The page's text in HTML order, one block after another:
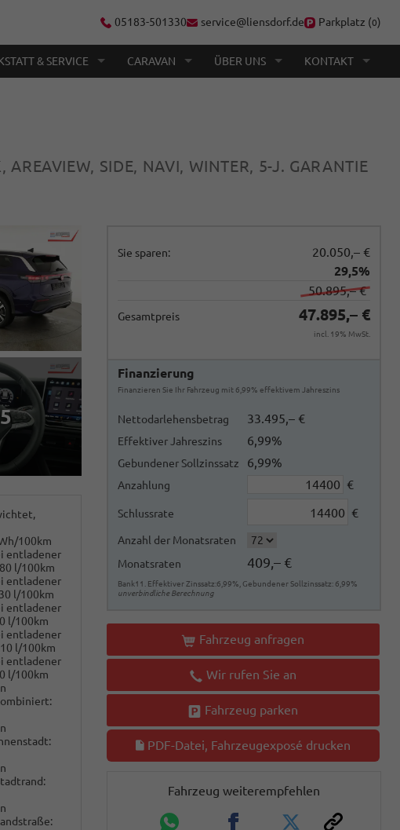
05183-501330 service@liensdorf.de Parkplatz (0)
& SERVICE CARAVAN ÜBER UNS KONTAKT
SIDE, NAVI, WINTER, 5-J. GARANTIE
Sie sparen:
20.050,– €
29,5%
50.895,– €
Gesamtpreis 47.895,– €
incl. 19% MwSt.
Finanzierung
Finanzieren Sie Ihr Fahrzeug mit 6,99% effektivem Jahreszins
Nettodarlehensbetrag 33.495,– €
Effektiver Jahreszins 6,99%
Gebundener Sollzinssatz 6,99%
Anzahlung €
Schlussrate €
Anzahl der Monatsraten
Monatsraten
409,– €
Bank11. Effektiver Zinssatz:6,99%, Gebundener Sollzinssatz: 6,99%
unverbindliche Berechnung
Fahrzeug anfragen
Wir rufen Sie an
Fahrzeug parken
PDF-Datei, Fahrzeugexposé drucken
Fahrzeug weiterempfehlen
100km
entladener
l/100km
entladener
l/100km
entladener
l/100km
entladener
l/100km
entladener
l/100km